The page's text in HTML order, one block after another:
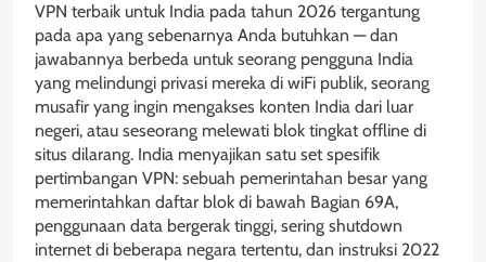
VPN terbaik untuk India pada tahun 2026 tergantung
pada apa yang sebenarnya Anda butuhkan — dan
jawabannya berbeda untuk seorang pengguna India
yang melindungi privasi mereka di wiFi publik, seorang
musafir yang ingin mengakses konten India dari luar
negeri, atau seseorang melewati blok tingkat offline di
situs dilarang. India menyajikan satu set spesifik
pertimbangan VPN: sebuah pemerintahan besar yang
memerintahkan daftar blok di bawah Bagian 69A,
penggunaan data bergerak tinggi, sering shutdown
internet di beberapa negara tertentu, dan instruksi 2022